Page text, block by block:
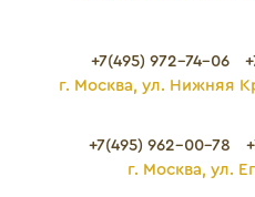
+7(495) 972-74-06
г. Москва, ул. Нижняя
+7(495) 962-00-78
г. Москва, ул.